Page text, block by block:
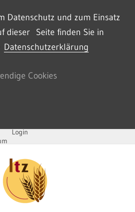
Datenschutz und zum Einsatz
dieser Seite finden Sie in
Datenschutzerklärung
Cookies
Login